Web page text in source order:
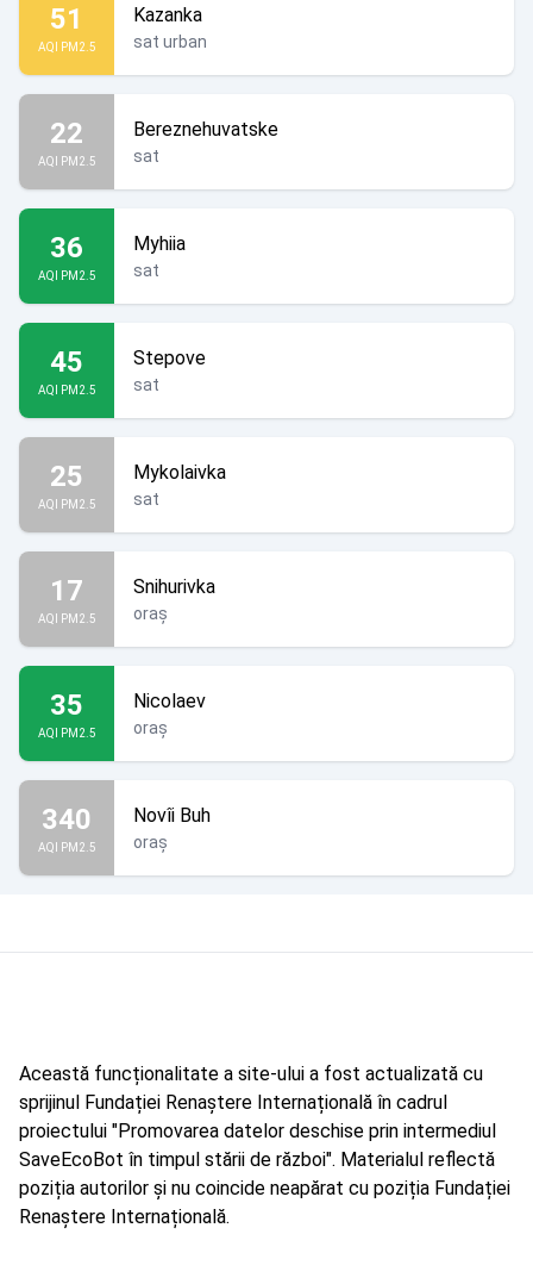
51
AQI PM2.5
Kazanka
sat urban
22
AQI PM2.5
Bereznehuvatske
sat
36
AQI PM2.5
Myhiia
sat
45
AQI PM2.5
Stepove
sat
25
AQI PM2.5
Mykolaivka
sat
17
AQI PM2.5
Snihurivka
oraș
35
AQI PM2.5
Nicolaev
oraș
340
AQI PM2.5
Novîi Buh
oraș
Această funcționalitate a site-ului a fost actualizată cu
sprijinul Fundației Renaștere Internațională în cadrul
proiectului "Promovarea datelor deschise prin intermediul
SaveEcoBot în timpul stării de război". Materialul reflectă
poziția autorilor și nu coincide neapărat cu poziția Fundației
Renaștere Internațională.